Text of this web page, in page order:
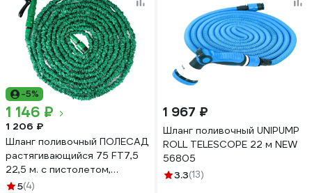
-5%
1 146 ₽
1 206 ₽
Шланг поливочный ПОЛЕСАД
растягивающийся 75 FT7,5
22,5 м. с пистолетом,
адаптером, соединителем
5(4)
1 967 ₽
Шланг поливочный UNIPUMP
ROLL TELESCOPE 22 м NEW
56805
3.3(13)